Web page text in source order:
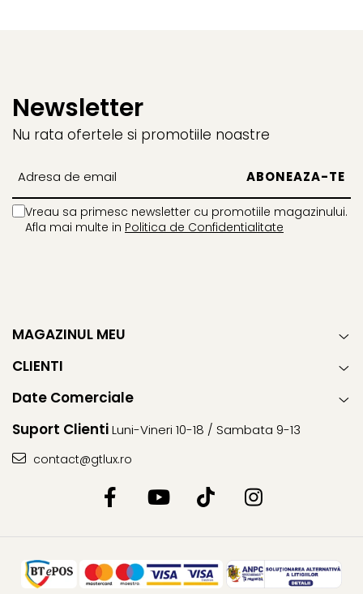
Newsletter
Nu rata ofertele si promotiile noastre
Vreau sa primesc newsletter cu promotiile magazinului.
Afla mai multe in Politica de Confidentialitate
MAGAZINUL MEU
CLIENTI
Date Comerciale
Suport ClientiLuni-Vineri 10-18 / Sambata 9-13
contact@gtlux.ro